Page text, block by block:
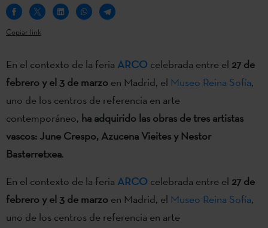
Copiar link
En el contexto de la feria ARCO celebrada entre el 27 de
febrero y el 3 de marzo en Madrid, el Museo Reina Sofía,
uno de los centros de referencia en arte
contemporáneo, ha adquirido las obras de tres artistas
vascos: June Crespo, Azucena Vieites y Nestor
Basterretxea.
En el contexto de la feria ARCO celebrada entre el 27 de
febrero y el 3 de marzo en Madrid, el Museo Reina Sofía,
uno de los centros de referencia en arte